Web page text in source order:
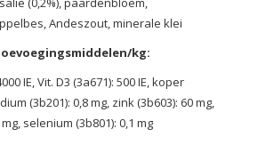
Andeszout, minerale klei
kg:
IE, Vit. D3 (3a671): 500 IE, koper
(3b201): 0,8 mg, zink (3b603): 60 mg,
mg, selenium (3b801): 0,1 mg